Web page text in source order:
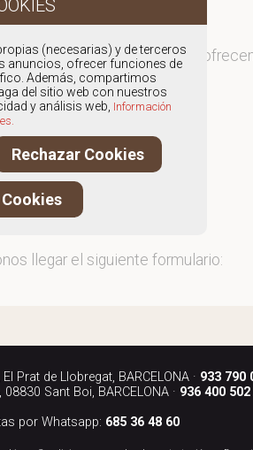
hombre marca Skechers , y
a los teléfonos:
a:
llegar el siguiente formulario:
Prat de Llobregat, BARCELONA · 933 790
Sant Boi, BARCELONA · 936 400 502
por Whatsapp: 685 36 48 60
(necesarias) y de terceros
anuncios, ofrecer funciones de
Además, compartimos
del sitio web con nuestros
y análisis web, Información
Rechazar Cookies